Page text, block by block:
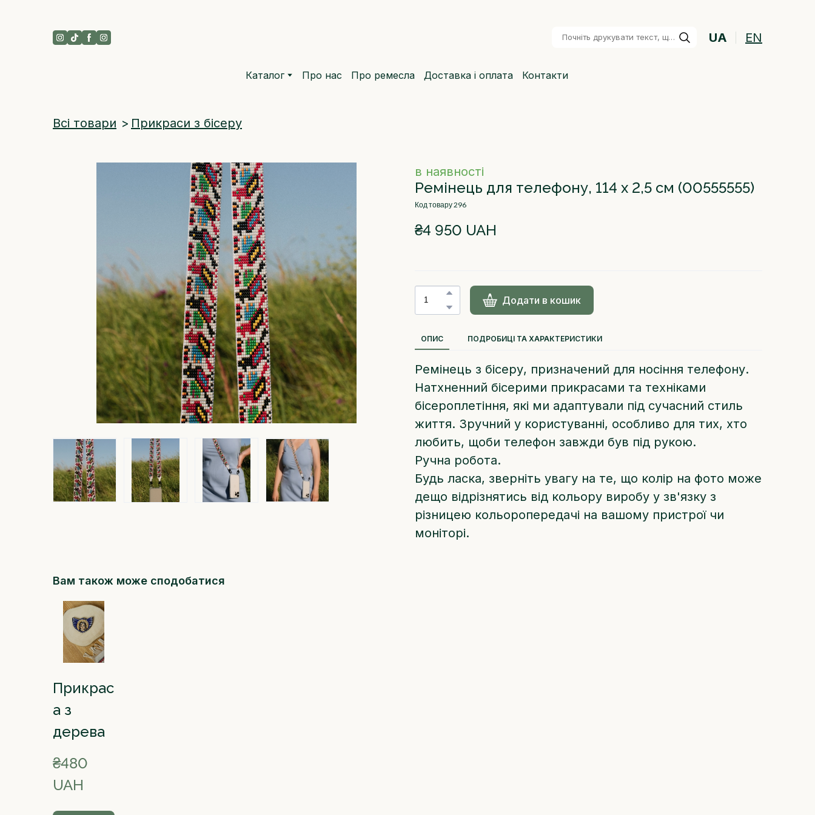
UA EN
Каталог Про нас Про ремесла Доставка і оплата Контакти
Всі товари Прикраси з бісеру
в наявності
Ремінець для телефону, 114 х 2,5 см (00555555)
Код товару 296
₴4 950 UAH
Додати в кошик
ОПИС ПОДРОБИЦІ ТА ХАРАКТЕРИСТИКИ
Ремінець з бісеру, призначений для носіння телефону.
Натхненний бісерими прикрасами та техніками
бісероплетіння, які ми адаптували під сучасний стиль
життя. Зручний у користуванні, особливо для тих, хто
любить, щоби телефон завжди був під рукою.
Ручна робота.
Будь ласка, зверніть увагу на те, що колір на фото може
дещо відрізнятись від кольору виробу у зв'язку з
різницею кольоропередачі на вашому пристрої чи
моніторі.
Вам також може сподобатися
Прикрас
а з
дерева
₴480
UAH